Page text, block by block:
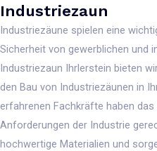
Industriezaun
Industriezäune spielen eine
Sicherheit von gewerblichen und
Industriezaun Ihrlerstein bieten
den Bau von Industriezäunen in
erfahrenen Fachkräfte haben
Anforderungen der Industrie
hochwertige Materialien und